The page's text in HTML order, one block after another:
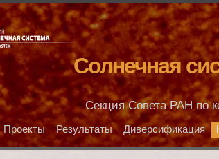
Солнечная
Секция Совета РАН по
Проекты Результаты Диверсификация